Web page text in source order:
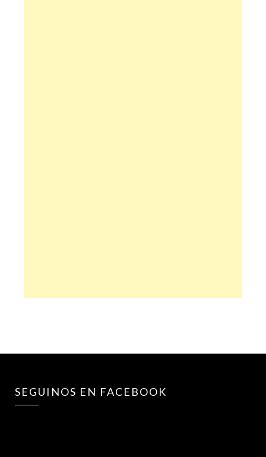
SEGUINOS EN FACEBOOK